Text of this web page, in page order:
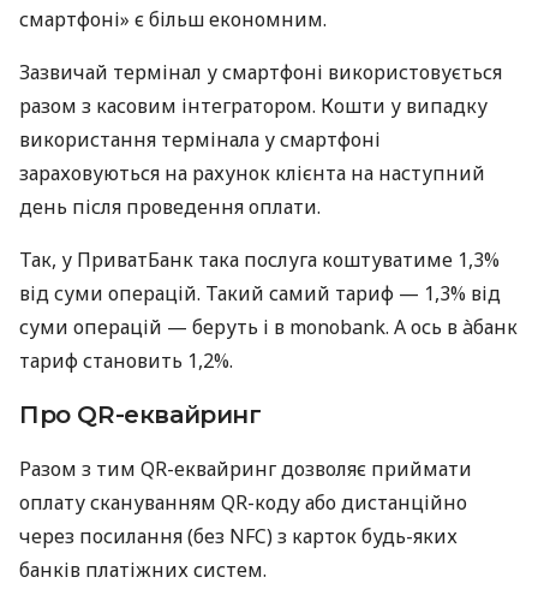
смартфоні» є більш економним.
Зазвичай термінал у смартфоні використовується
разом з касовим інтегратором. Кошти у випадку
використання термінала у смартфоні
зараховуються на рахунок клієнта на наступний
день після проведення оплати.
Так, у ПриватБанк така послуга коштуватиме 1,3%
від суми операцій. Такий самий тариф — 1,3% від
суми операцій — беруть і в monobank. А ось в àбанк
тариф становить 1,2%.
Про QR-еквайринг
Разом з тим QR-еквайринг дозволяє приймати
оплату скануванням QR-коду або дистанційно
через посилання (без NFC) з карток будь-яких
банків платіжних систем.